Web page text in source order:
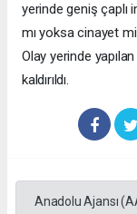
yerinde geniş çaplı
mı yoksa cinayet
Olay yerinde
kaldırıldı.
Anadolu Ajansı